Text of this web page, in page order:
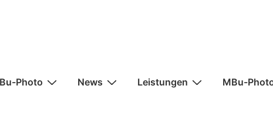
Photo News Leistungen MBu-